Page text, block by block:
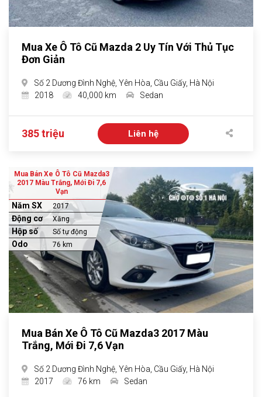
Mua Xe Ô Tô Cũ Mazda 2 Uy Tín Với Thủ Tục
Đơn Giản
Số 2 Dương Đình Nghệ, Yên Hòa, Cầu Giấy, Hà Nội
2018
40,000 km Sedan
385 triệu Liên hệ
Mua Bán Xe Ô Tô Cũ Mazda3
2017 Màu Trắng, Mới Đi 7,6
Vạn
Năm SX 2017
Động cơ Xăng
Hộp số Số tự động
Odo 76 km
Mua Bán Xe Ô Tô Cũ Mazda3 2017 Màu
Trắng, Mới Đi 7,6 Vạn
Số 2 Dương Đình Nghệ, Yên Hòa, Cầu Giấy, Hà Nội
2017
76 km Sedan